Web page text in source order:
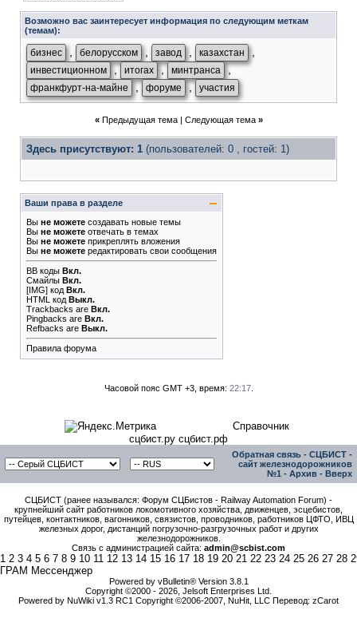
Возможно вас заинтересует информация по следующим меткам
(темам):
бизнес белорусском завод казахстан
инвестиционном , итогах , минтранса ,
франкфурт-на-майне , форуме , участия
« Предыдущая тема| Следующая тема »
Здесь присутствуют: 1 (пользователей: 0 , гостей: 1)
Ваши права в разделе
Вы не можете создавать новые темы
Вы не можете отвечать в темах
Вы не можете прикреплять вложения
Вы не можете редактировать свои сообщения
BB коды Вкл.
Смайлы Вкл.
[IMG] код Вкл.
HTML код Выкл.
Trackbacks are Вкл.
Pingbacks are Вкл.
Refbacks are Выкл.
Правила форума
Часовой пояс GMT +3, время: 22:17.
Справочник
сцбист.ру сцбист.рф
Обратная связь - СЦБИСТ -
сайт железнодорожников
№1 - Архив - Вверх
СЦБИСТ (ранее назывался: Форум СЦБистов - Railway Automation Forum) -
крупнейший сайт работников локомотивного хозяйства, движенцев, эсцебистов,
путейцев, контактников, вагонников, связистов, проводников, работников ЦФТО, ИВЦ
железных дорог, дистанций погрузочно-разгрузочных работ и других
железнодорожников.
Связь с администрацией сайта: admin@scbist.com
1 2 3 4 5 6 7 8 9 10 11 12 13 14 15 16 17 18 19 20 21 22 23 24 25 26 27 28
ГРАМ Мессенджер
Powered by vBulletin® Version 3.8.1
Copyright ©2000 - 2026, Jelsoft Enterprises Ltd.
Powered by NuWiki v1.3 RC1 Copyright ©2006-2007, NuHit, LLC Перевод: zCarot